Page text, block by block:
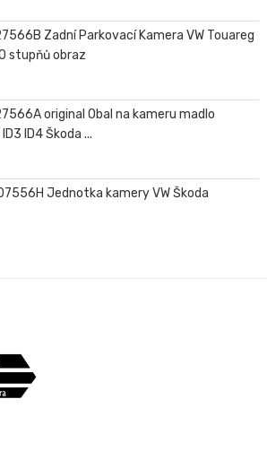
Zadní Parkovací Kamera VW Touareg
stupňů obraz
original Obal na kameru madlo
ID4 Škoda ...
Jednotka kamery VW Škoda